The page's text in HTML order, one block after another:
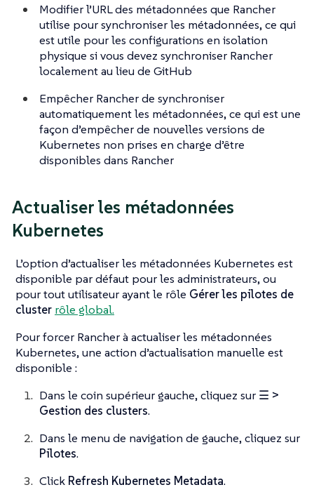
Modifier l’URL des métadonnées que Rancher
utilise pour synchroniser les métadonnées, ce qui
est utile pour les configurations en isolation
physique si vous devez synchroniser Rancher
localement au lieu de GitHub
Empêcher Rancher de synchroniser
automatiquement les métadonnées, ce qui est une
façon d’empêcher de nouvelles versions de
Kubernetes non prises en charge d’être
disponibles dans Rancher
Actualiser les métadonnées
Kubernetes
L’option d’actualiser les métadonnées Kubernetes est
disponible par défaut pour les administrateurs, ou
pour tout utilisateur ayant le rôle Gérer les pilotes de
cluster rôle global.
Pour forcer Rancher à actualiser les métadonnées
Kubernetes, une action d’actualisation manuelle est
disponible :
Dans le coin supérieur gauche, cliquez sur ☰ >
Gestion des clusters.
Dans le menu de navigation de gauche, cliquez sur
Pilotes.
Click Refresh Kubernetes Metadata.